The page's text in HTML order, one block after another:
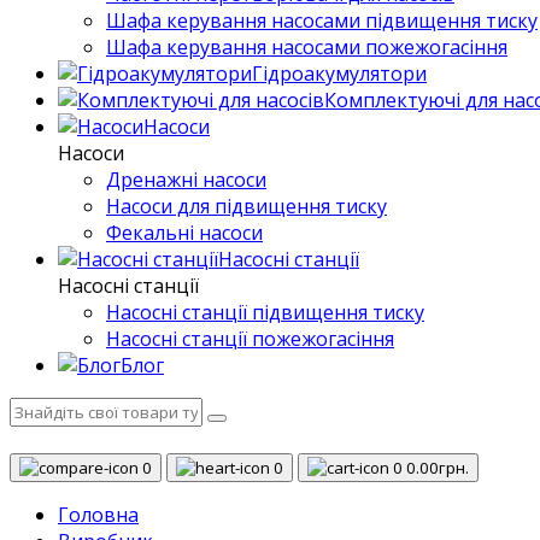
Шафа керування насосами підвищення тиску
Шафа керування насосами пожежогасіння
Гідроакумулятори
Комплектуючі для
Насоси
Насоси
Дренажні насоси
Насоси для підвищення тиску
Фекальні насоси
Насосні станції
Насосні станції
Насосні станції підвищення тиску
Насосні станції пожежогасіння
Блог
0 0 0 0.00грн.
Головна